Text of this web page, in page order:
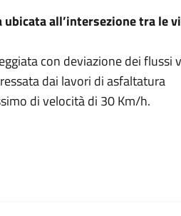
all’intersezione tra le
con deviazione dei flussi
dai lavori di asfaltatura
di velocità di 30 Km/h.